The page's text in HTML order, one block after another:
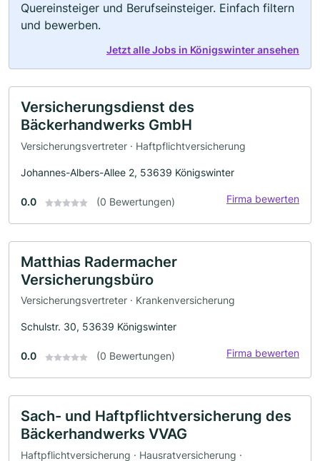
Quereinsteiger und Berufseinsteiger. Einfach filtern
und bewerben.
Jetzt alle Jobs in Königswinter ansehen
Versicherungsdienst des
Bäckerhandwerks GmbH
Versicherungsvertreter · Haftpflichtversicherung
Johannes-Albers-Allee 2, 53639 Königswinter
0.0 (0 Bewertungen) Firma bewerten
Matthias Radermacher
Versicherungsbüro
Versicherungsvertreter · Krankenversicherung
Schulstr. 30, 53639 Königswinter
0.0 (0 Bewertungen) Firma bewerten
Sach- und Haftpflichtversicherung des
Bäckerhandwerks VVAG
Haftpflichtversicherung · Hausratversicherung ·